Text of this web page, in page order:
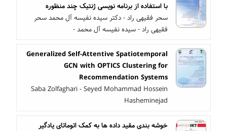
با استفاده از برنامه نویسی ژنتیک چند منظوره
سحر فقیهی راد - دکتر سیده نفیسه آل محمد سحر
فقیهی راد - سیده نفیسه آل محمد -
Generalized Self-Attentive Spatiotemporal
GCN with OPTICS Clustering for
Recommendation Systems
Saba Zolfaghari - Seyed Mohammad Hossein
Hasheminejad
خوشه بندی مقید داده ها به کمک اتوماتای یادگیر